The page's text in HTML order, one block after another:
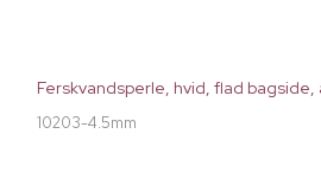
Ferskvandsperle, hvid, flad
10203-4.5mm